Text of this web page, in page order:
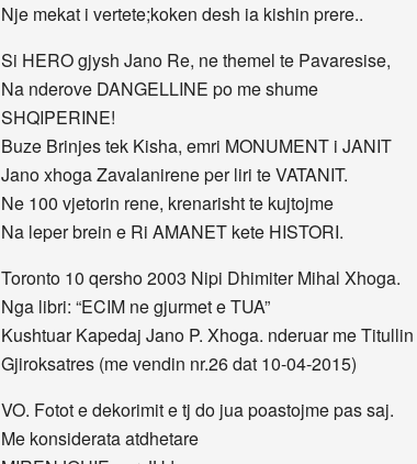
Nje mekat i vertete;koken desh ia kishin prere..
Si HERO gjysh Jano Re, ne themel te Pavaresise,
Na nderove DANGELLINE po me shume
SHQIPERINE!
Buze Brinjes tek Kisha, emri MONUMENT i JANIT
Jano xhoga Zavalanirene per liri te VATANIT.
Ne 100 vjetorin rene, krenarisht te kujtojme
Na leper brein e Ri AMANET kete HISTORI.
Toronto 10 qersho 2003 Nipi Dhimiter Mihal Xhoga.
Nga libri: “ECIM ne gjurmet e TUA”
Kushtuar Kapedaj Jano P. Xhoga. nderuar me Titullin
Gjiroksatres (me vendin nr.26 dat 10-04-2015)
VO. Fotot e dekorimit e tj do jua poastojme pas saj.
Me konsiderata atdhetare